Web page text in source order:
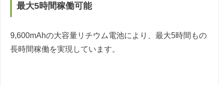
最大5時間稼働可能
9,600mAhの大容量リチウム電池により、最大5時間もの
長時間稼働を実現しています。